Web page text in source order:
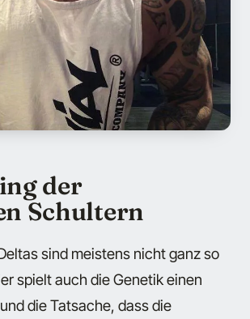
der
Schultern
sind meistens nicht ganz so
spielt auch die Genetik einen
die Tatsache, dass die